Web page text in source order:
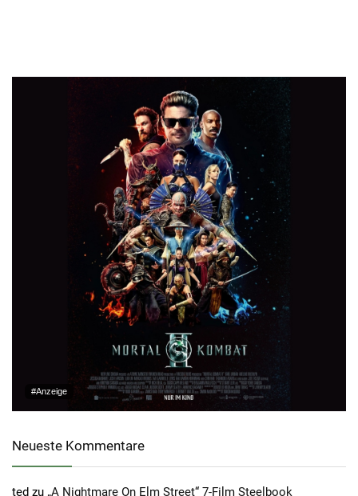
#Anzeige
Neueste Kommentare
ted zu „A Nightmare On Elm Street“ 7-Film Steelbook